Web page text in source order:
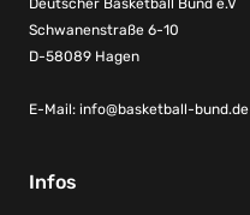
Deutscher Basketball Bund e.V
Schwanenstraße 6-10
D-58089 Hagen
E-Mail: info@basketball-bund.de
Infos